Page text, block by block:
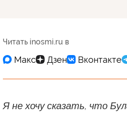
Читать inosmi.ru в
Я не хочу сказать, что